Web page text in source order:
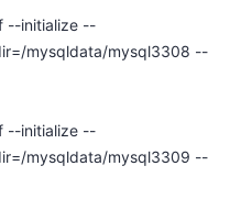
--initialize --
mysqldata/mysql3308 --
--initialize --
mysqldata/mysql3309 --